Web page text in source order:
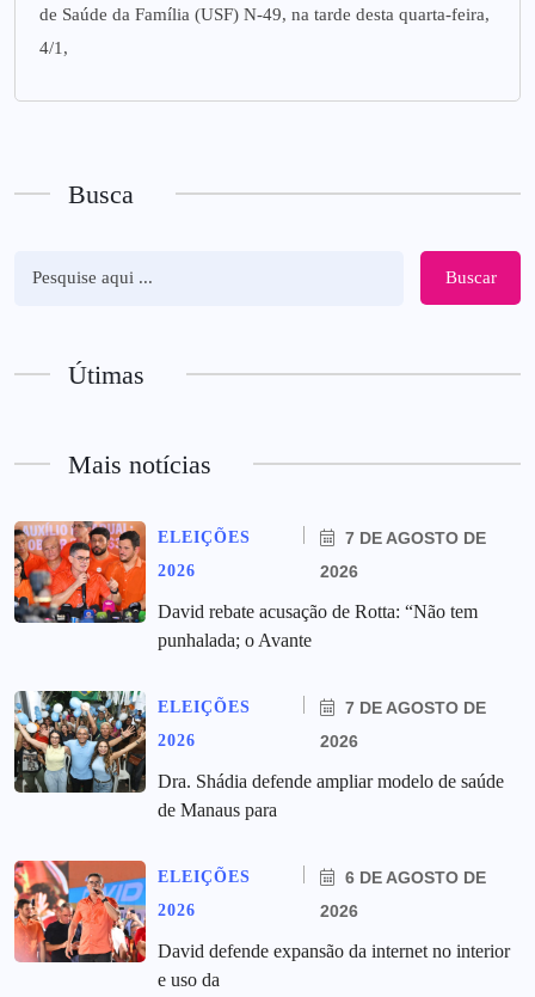
de Saúde da Família (USF) N-49, na tarde desta quarta-feira,
4/1,
Busca
Buscar
Útimas
Mais notícias
ELEIÇÕES
2026
7 DE AGOSTO DE
2026
David rebate acusação de Rotta: “Não tem
punhalada; o Avante
ELEIÇÕES
2026
7 DE AGOSTO DE
2026
Dra. Shádia defende ampliar modelo de saúde
de Manaus para
ELEIÇÕES
2026
6 DE AGOSTO DE
2026
David defende expansão da internet no interior
e uso da